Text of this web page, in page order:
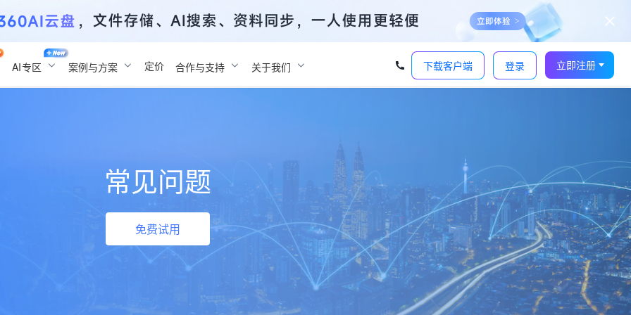
AI专区 案例与方案 定价 合作与支持 关于我们 下载客户端 登录 立即注册
常见问题
免费试用